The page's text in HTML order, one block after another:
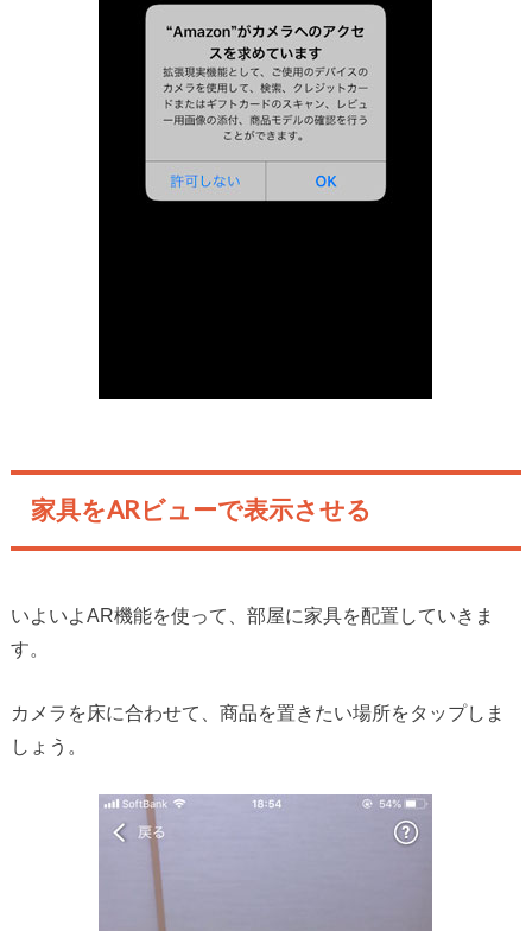
家具をARビューで表示させる
いよいよAR機能を使って、部屋に家具を配置していきま
す。
カメラを床に合わせて、商品を置きたい場所をタップしま
しょう。